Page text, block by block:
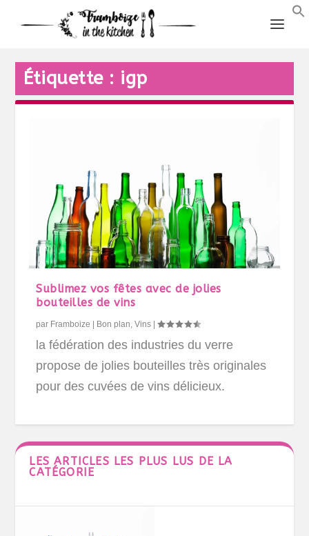
Étiquette : igp
Sublimez vos fêtes avec de jolies
bouteilles de vins
par Framboize | Bon plan ,Vins |
la fédération des industries du verre
propose de jolies bouteilles très originales
pour des cuvées de vins délicieux.
LES ARTICLES LES PLUS LUS DE LA
CATÉGORIE